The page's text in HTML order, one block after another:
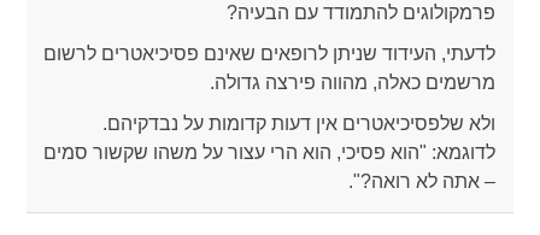
פרמקולוגים להתמודד עם הבעיה?
לדעתי, העידוד שניתן לרופאים שאינם פסיכיאטרים לרשום
מרשמים כאלה, מהווה פירצה גדולה.
ולא שלפסיכיאטרים אין דעות קדומות על נבדקיהם.
לדוגמא: "הוא פסיכי, הוא הרי עצור על משהו שקשור סמים
– אתה לא רואה?".